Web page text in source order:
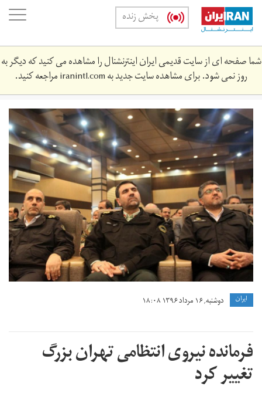
Skip
main
content
پخش زنده
شما صفحه ای از سایت قدیمی ایران اینترنشنال را مشاهده می کنید که دیگر به
روز نمی شود. برای مشاهده سایت جدید بهiranintl.comمراجعه کنید.
img_7986-
1-
th4.jpg
ايران دوشنبه, ۱۶ مرداد ۱۳۹۶ ۱۸:۰۸
فرمانده نیروی انتظامی تهران بزرگ
تغییر کرد